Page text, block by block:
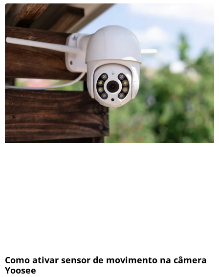
Como ativar sensor de movimento na câmera
Yoosee